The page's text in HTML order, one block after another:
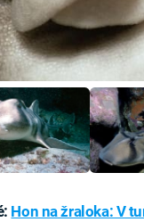
Hon na žraloka: V